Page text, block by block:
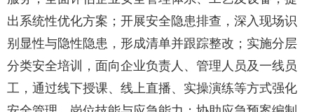
出系统性优化方案；开展安全隐患排查，深入现场识
别显性与隐性隐患，形成清单并跟踪整改；实施分层
分类安全培训，面向企业负责人、管理人员及一线员
工，通过线下授课、线上直播、实操演练等方式强化